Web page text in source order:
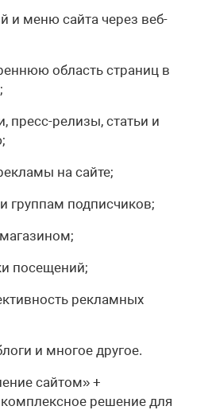
и меню сайта через веб-
область страниц в
пресс-релизы, статьи и
на сайте;
группам подписчиков;
посещений;
рекламных
и многое другое.
сайтом» +
решение для